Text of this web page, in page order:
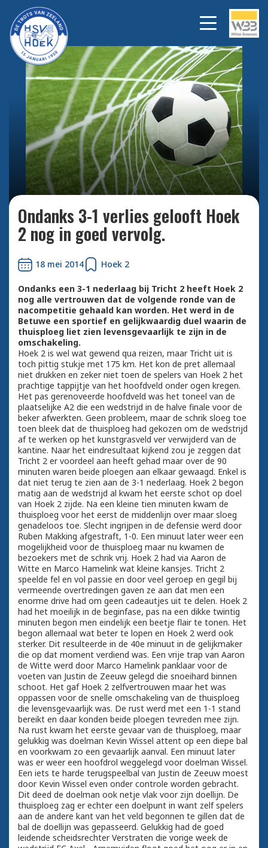
Bekijk alle foto's
Ondanks 3-1 verlies gelooft Hoek
2 nog in goed vervolg.
18 mei 2014 Hoek 2
Ondanks een 3-1 nederlaag bij Tricht 2 heeft Hoek 2
nog alle vertrouwen dat de volgende ronde van de
nacompetitie gehaald kan worden. Het werd in de
Betuwe een sportief en gelijkwaardig duel waarin de
thuisploeg liet zien levensgevaarlijk te zijn in de
omschakeling.
Hoek 2 is wel wat gewend qua reizen, maar Tricht uit is
toch pittig stukje met 175 km. Het kon de pret allemaal
niet drukken en zeker niet toen de spelers van Hoek 2 het
prachtige tappijtje van het hoofdveld onder ogen kregen.
Het pas gerenoveerde hoofdveld was het toneel van de
plaatselijke A2 die een wedstrijd in de halve finale voor de
beker afwerkten. Geen probleem, maar de schrik sloeg toe
toen bleek dat de thuisploeg had gekozen om de wedstrijd
af te werken op het kunstgrasveld ver verwijderd van de
kantine. Naar het eindresultaat kijkend zou je zeggen dat
Tricht 2 er voordeel aan heeft gehad maar over de 90
minuten waren beide ploegen aan elkaar gewaagd. Enkel is
dat niet terug te zien aan de 3-1 nederlaag. Hoek 2 begon
matig aan de wedstrijd al kwam het eerste schot op doel
van Hoek 2 zijde. Na een kleine tien minuten kwam de
thuisploeg voor het eerst de middenlijn over maar sloeg
genadeloos toe. Slecht ingrijpen in de defensie werd door
Ruben Makking afgestraft, 1-0. Een minuut later weer een
mogelijkheid voor de thuisploeg maar nu kwamen de
bezoekers met de schrik vrij. Hoek 2 had via Aaron de
Witte en Marco Hamelink wat kleine kansjes. Tricht 2
speelde fel en vol passie en door veel geroep en gegil bij
vermeende overtredingen gaven ze aan dat men een
enorme drive had om geen cadeautjes uit te delen. Hoek 2
had het moeilijk in de beginfase, pas na een dikke twintig
minuten begon men eindelijk een beetje flair te tonen. Het
begon allemaal wat beter te lopen en Hoek 2 werd ook
sterker. Dit resulteerde in de 40e minuut in de gelijkmaker
die op dat moment verdiend was. Een vrije trap van Aaron
de Witte werd door Marco Hamelink panklaar voor de
voeten van Justin de Zeeuw gelegd die snoeihard binnen
schoot. Het gaf Hoek 2 zelfvertrouwen maar het was
oppassen voor de snelle omschakeling van de thuisploeg
die levensgevaarlijk was. De rust werd met een 1-1 stand
bereikt en daar konden beide ploegen tevreden mee zijn.
Na rust kwam het eerste gevaar van de thuisploeg, maar
gelukkig was doelman Kevin Wissel attent op een diepe bal
en voorkwam zo een gevaarlijk aanval. Een minuut later
was er weer een hoofdrol weggelegd voor doelman Wissel.
Een iets te harde terugspeelbal van Justin de Zeeuw moest
door Kevin Wissel even onder controle worden gebracht.
Dit deed de doelman ook netje vlak voor zijn doellijn. De
thuisploeg zag er echter een doelpunt in want zelf spelers
aan de andere kant van het veld begonnen te gillen dat de
bal de doellijn was gepasseerd. Gelukkig had de goed
leidende scheidsrechter Verstraten die vorige week de